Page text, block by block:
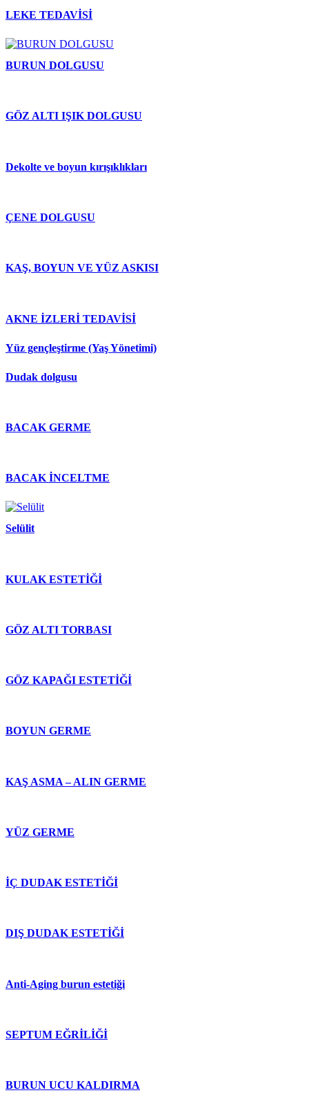
LEKE TEDAVİSİ
BURUN DOLGUSU
GÖZ ALTI IŞIK DOLGUSU
Dekolte ve boyun kırışıklıkları
ÇENE DOLGUSU
KAŞ, BOYUN VE YÜZ ASKISI
AKNE İZLERİ TEDAVİSİ
Yüz gençleştirme (Yaş Yönetimi)
Dudak dolgusu
BACAK GERME
BACAK İNCELTME
Selülit
KULAK ESTETİĞİ
GÖZ ALTI TORBASI
GÖZ KAPAĞI ESTETİĞİ
BOYUN GERME
KAŞ ASMA – ALIN GERME
YÜZ GERME
İÇ DUDAK ESTETİĞİ
DIŞ DUDAK ESTETİĞİ
Anti-Aging burun estetiği
SEPTUM EĞRİLİĞİ
BURUN UCU KALDIRMA